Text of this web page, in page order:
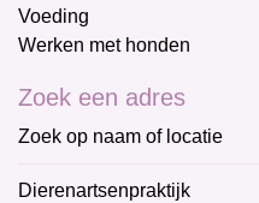
Voeding
Werken met honden
Zoek een adres
Zoek op naam of locatie
Dierenartsenpraktijk